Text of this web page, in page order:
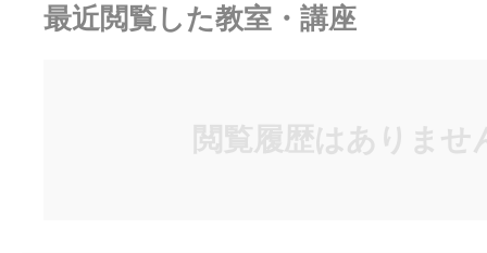
最近閲覧した教室・講座
閲覧履歴はありませ